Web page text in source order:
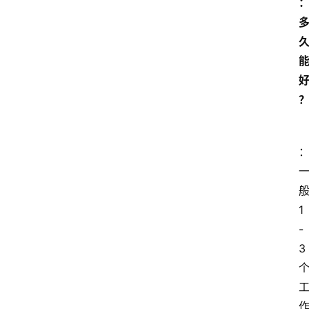
：
多
久
能
好
？
：
一
般
1
-
3
个
工
作